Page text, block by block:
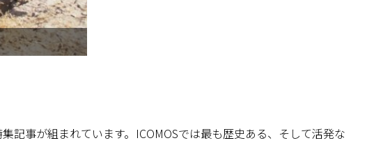
事が組まれています。ICOMOSでは最も歴史ある、そして活発な